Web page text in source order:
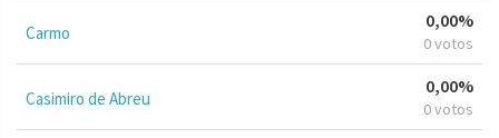
Carmo
0,00%
0 votos
Casimiro de Abreu
0,00%
0 votos